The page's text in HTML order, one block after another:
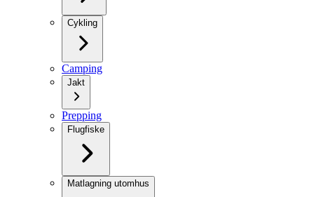
Cykling
Camping
Jakt
Prepping
Flugfiske
Matlagning utomhus